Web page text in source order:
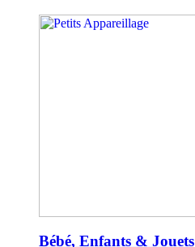
Bébé, Enfants & Jouets